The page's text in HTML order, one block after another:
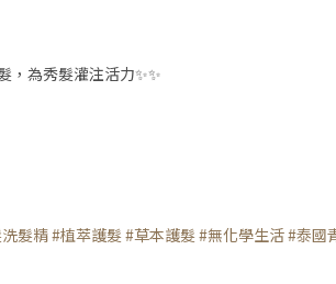
，為秀髮灌注活力✨✨
髮精#植萃護髮#草本護髮#無化學生活#泰國